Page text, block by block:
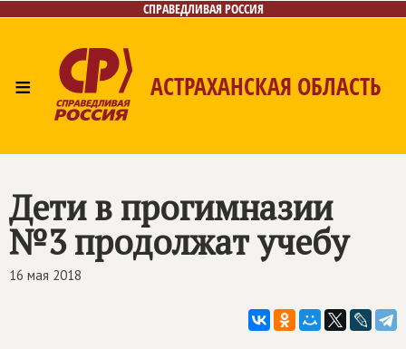
СПРАВЕДЛИВАЯ РОССИЯ
≡ АСТРАХАНСКАЯ ОБЛАСТЬ
Дети в прогимназии
№3 продолжат учебу
16 мая 2018